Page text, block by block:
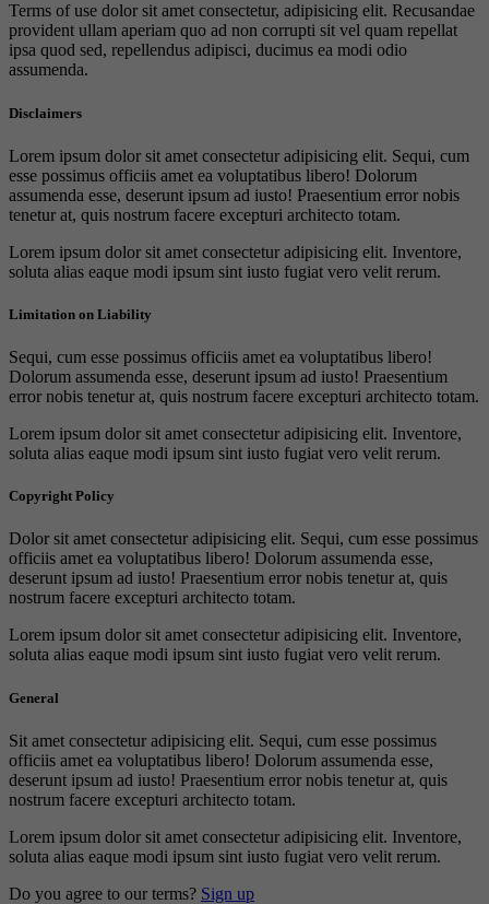
Terms of use dolor sit amet consectetur, adipisicing elit. Recusandae
provident ullam aperiam quo ad non corrupti sit vel quam repellat
ipsa quod sed, repellendus adipisci, ducimus ea modi odio
assumenda.
Disclaimers
Lorem ipsum dolor sit amet consectetur adipisicing elit. Sequi, cum
esse possimus officiis amet ea voluptatibus libero! Dolorum
assumenda esse, deserunt ipsum ad iusto! Praesentium error nobis
tenetur at, quis nostrum facere excepturi architecto totam.
Lorem ipsum dolor sit amet consectetur adipisicing elit. Inventore,
soluta alias eaque modi ipsum sint iusto fugiat vero velit rerum.
Limitation on Liability
Sequi, cum esse possimus officiis amet ea voluptatibus libero!
Dolorum assumenda esse, deserunt ipsum ad iusto! Praesentium
error nobis tenetur at, quis nostrum facere excepturi architecto totam.
Lorem ipsum dolor sit amet consectetur adipisicing elit. Inventore,
soluta alias eaque modi ipsum sint iusto fugiat vero velit rerum.
Copyright Policy
Dolor sit amet consectetur adipisicing elit. Sequi, cum esse possimus
officiis amet ea voluptatibus libero! Dolorum assumenda esse,
deserunt ipsum ad iusto! Praesentium error nobis tenetur at, quis
nostrum facere excepturi architecto totam.
Lorem ipsum dolor sit amet consectetur adipisicing elit. Inventore,
soluta alias eaque modi ipsum sint iusto fugiat vero velit rerum.
General
Sit amet consectetur adipisicing elit. Sequi, cum esse possimus
officiis amet ea voluptatibus libero! Dolorum assumenda esse,
deserunt ipsum ad iusto! Praesentium error nobis tenetur at, quis
nostrum facere excepturi architecto totam.
Lorem ipsum dolor sit amet consectetur adipisicing elit. Inventore,
soluta alias eaque modi ipsum sint iusto fugiat vero velit rerum.
Do you agree to our terms? Sign up